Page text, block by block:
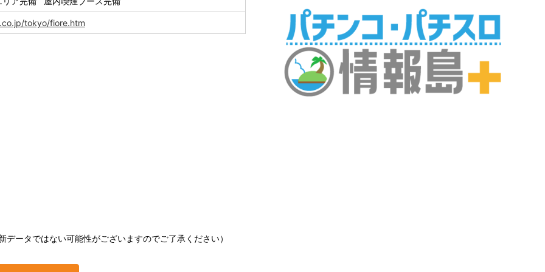
tokyo/fiore.htm
ータではない可能性がございますのでご了承ください）